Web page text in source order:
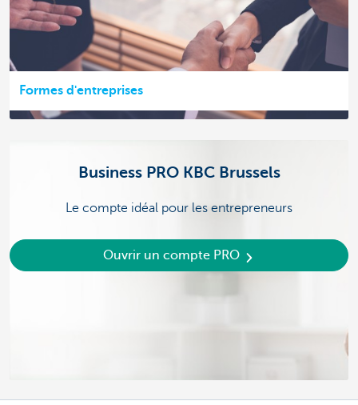
Formes d'entreprises
Business PRO KBC Brussels
Le compte idéal pour les entrepreneurs
Ouvrir un compte PRO